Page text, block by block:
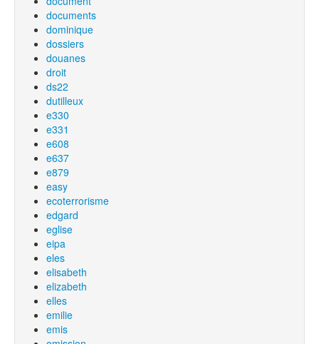
documents
dominique
dossiers
douanes
droit
ds22
dutilleux
e330
e331
e608
e637
e879
easy
ecoterrorisme
edgard
eglise
eipa
eles
elisabeth
elizabeth
elles
emilie
emis